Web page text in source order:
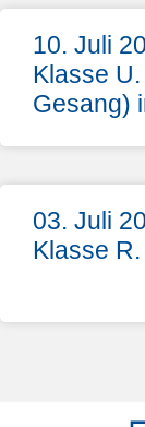
10. Juli
Klasse
Gesang)
03. Juli
Klasse